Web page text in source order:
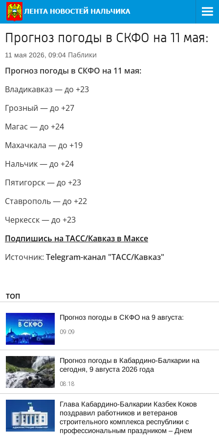
Прогноз погоды в СКФО на 11 мая:
11 мая 2026, 09:04 Паблики
Прогноз погоды в СКФО на 11 мая:
Владикавказ — до +23
Грозный — до +27
Магас — до +24
Махачкала — до +19
Нальчик — до +24
Пятигорск — до +23
Ставрополь — до +22
Черкесск — до +23
Подпишись на ТАСС/Кавказ в Максе
Источник: Telegram-канал "ТАСС/Кавказ"
ТОП
Прогноз погоды в СКФО на 9 августа:
09:09
Прогноз погоды в Кабардино-Балкарии на
сегодня, 9 августа 2026 года
08:18
Глава Кабардино-Балкарии Казбек Коков
поздравил работников и ветеранов
строительного комплекса республики с
профессиональным праздником – Днем